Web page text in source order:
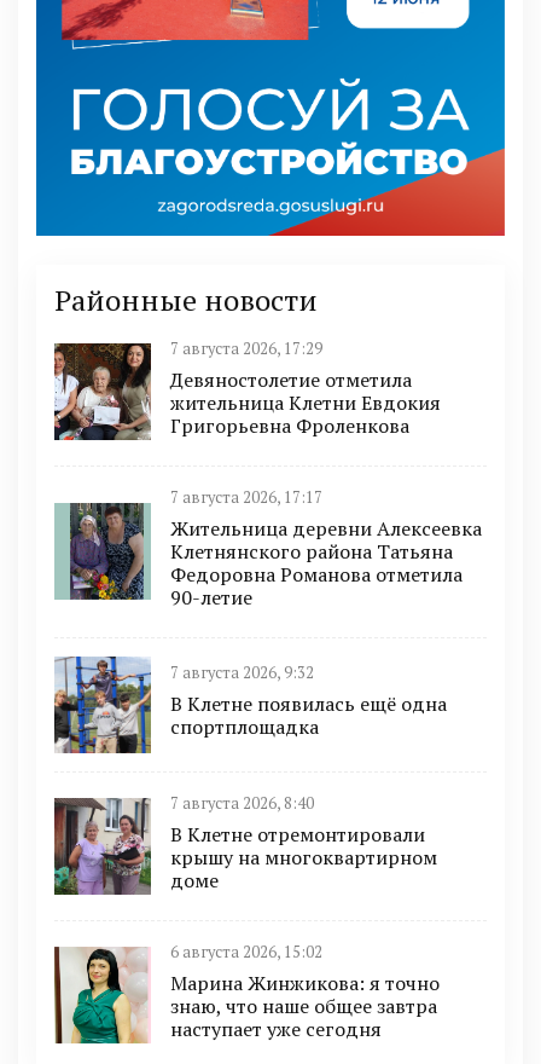
Районные новости
7 августа 2026, 17:29
Девяностолетие отметила
жительница Клетни Евдокия
Григорьевна Фроленкова
7 августа 2026, 17:17
Жительница деревни Алексеевка
Клетнянского района Татьяна
Федоровна Романова отметила
90-летие
7 августа 2026, 9:32
В Клетне появилась ещё одна
спортплощадка
7 августа 2026, 8:40
В Клетне отремонтировали
крышу на многоквартирном
доме
6 августа 2026, 15:02
Марина Жинжикова: я точно
знаю, что наше общее завтра
наступает уже сегодня